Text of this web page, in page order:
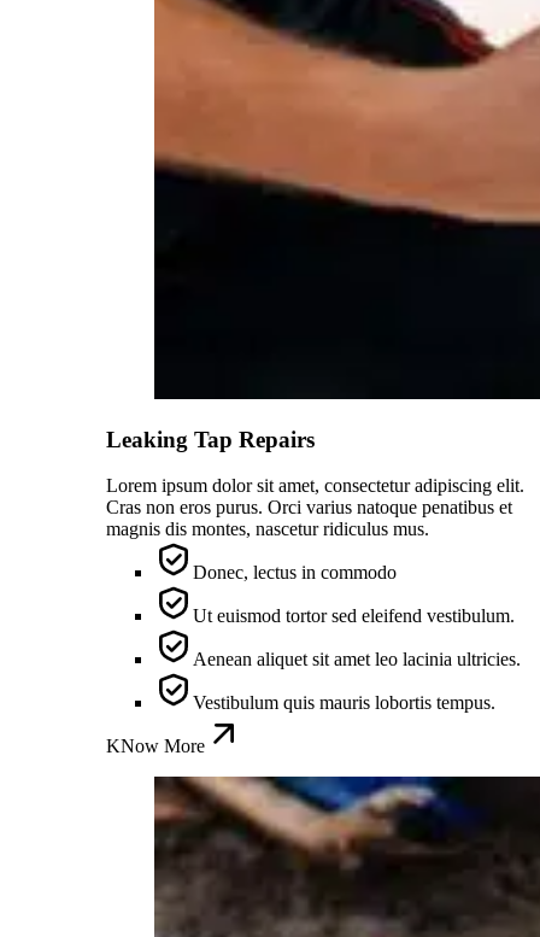
Leaking Tap Repairs
Lorem ipsum dolor sit amet, consectetur adipiscing elit.
Cras non eros purus. Orci varius natoque penatibus et
magnis dis montes, nascetur ridiculus mus.
Donec, lectus in commodo
Ut euismod tortor sed eleifend vestibulum.
Aenean aliquet sit amet leo lacinia ultricies.
Vestibulum quis mauris lobortis tempus.
KNow More